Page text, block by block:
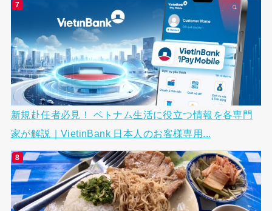
新規赴任者必見！ ベトナム生活に役立つ情報を各専門
家が解説｜VietinBank 日本人のお客様専用...